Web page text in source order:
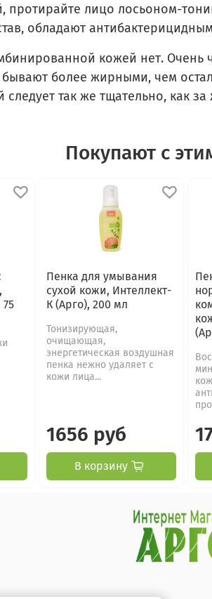
протирайте лицо лосьоном-
обладают
кожей нет. Очень
более жирными, чем
так же тщательно, как
Покупают с
Пенка для умывания
сухой кожи, Интеллект-
К (Арго), 200 мл
Тонизирующая,
очищающая,
энергетическая воздушная
пенка нежно удаляет с
кожи лица...
1656 руб
В корзину